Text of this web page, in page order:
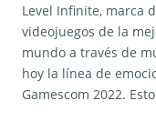
Level Infinite, marca
videojuegos de la
mundo a través de
hoy la línea de
Gamescom 2022.